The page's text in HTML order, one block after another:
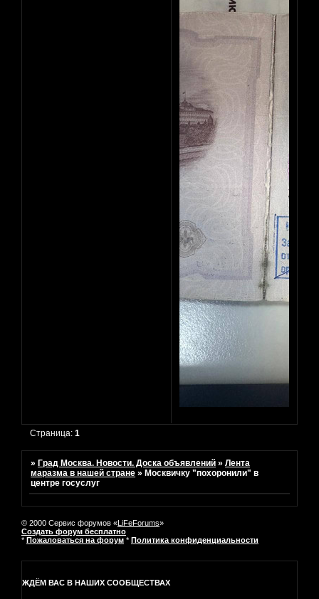
Страница:1
»Град Москва. Новости. Доска объявлений »Лента
маразма в нашей стране »Москвичку "похоронили" в
центре госуслуг
© 2000 Сервис форумов «LiFeForums»
Создать форум бесплатно
* Пожаловаться на форум * Политика конфиденциальности
ЖДЁМ ВАС В НАШИХ СООБЩЕСТВАХ